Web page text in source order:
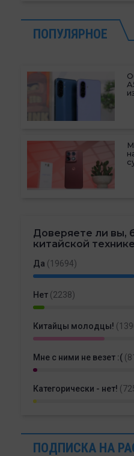
ПОПУЛЯРНОЕ
Доверяете ли вы,
китайской
Да (19694)
Нет (2238)
Китайцы молодцы!
Мне с ними не везет :(
Категорически - нет!
ПОДПИСКА НА